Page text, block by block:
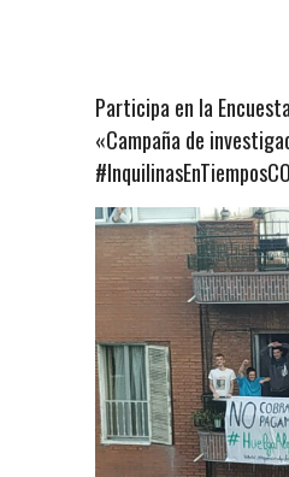
Participa en la Encuesta
«Campaña de